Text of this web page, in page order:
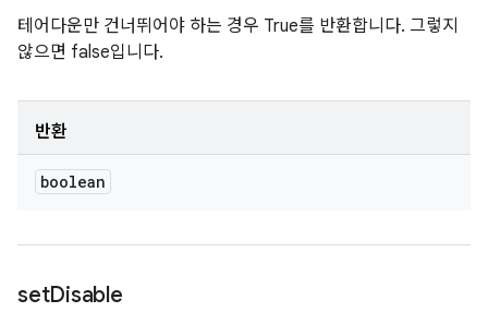
테어다운만 건너뛰어야 하는 경우 True를 반환합니다. 그렇지
않으면 false입니다.
반환
boolean
setDisable